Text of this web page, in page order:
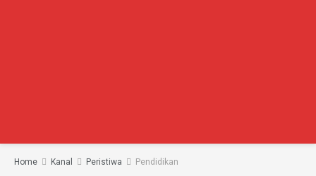
Home Kanal Peristiwa Pendidikan